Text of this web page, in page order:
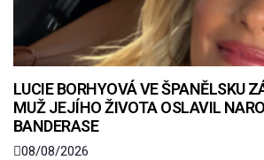
LUCIE BORHYOVÁ VE ŠPANĚLSKU
MUŽ JEJÍHO ŽIVOTA OSLAVIL
BANDERASE
08/08/2026